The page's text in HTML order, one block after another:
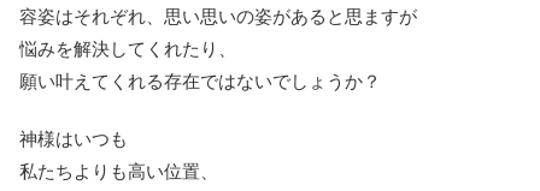
容姿はそれぞれ、思い思いの姿があると思ますが
悩みを解決してくれたり、
願い叶えてくれる存在ではないでしょうか？
神様はいつも
私たちよりも高い位置、